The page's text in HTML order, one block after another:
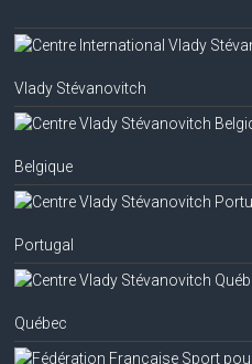
Vlady Stévanovitch
Belgique
Portugal
Québec